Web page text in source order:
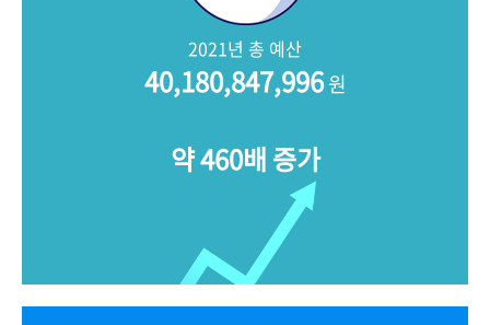
2021년 총 예산
40,180,847,996원
약 460배 증가